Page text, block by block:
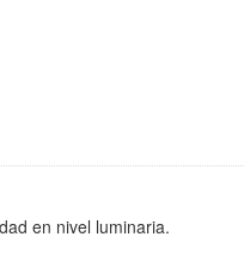
en nivel luminaria.